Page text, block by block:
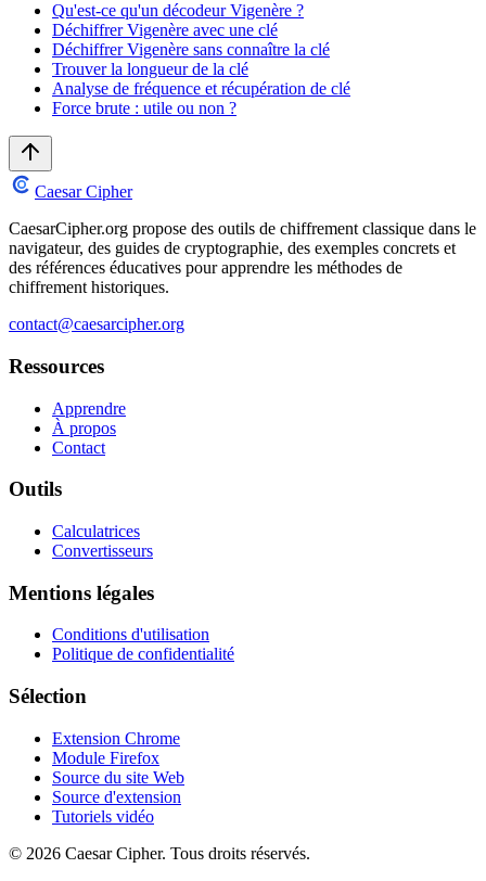
Qu'est-ce qu'un décodeur Vigenère ?
Déchiffrer Vigenère avec une clé
Déchiffrer Vigenère sans connaître la clé
Trouver la longueur de la clé
Analyse de fréquence et récupération de clé
Force brute : utile ou non ?
Caesar Cipher
CaesarCipher.org propose des outils de chiffrement classique dans le
navigateur, des guides de cryptographie, des exemples concrets et
des références éducatives pour apprendre les méthodes de
chiffrement historiques.
contact@caesarcipher.org
Ressources
Apprendre
À propos
Contact
Outils
Calculatrices
Convertisseurs
Mentions légales
Conditions d'utilisation
Politique de confidentialité
Sélection
Extension Chrome
Module Firefox
Source du site Web
Source d'extension
Tutoriels vidéo
© 2026 Caesar Cipher. Tous droits réservés.